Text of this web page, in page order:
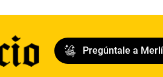
Pregúntale a